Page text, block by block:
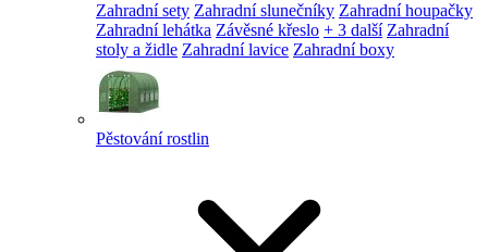
Zahradní sety Zahradní slunečníky Zahradní houpačky
Zahradní lehátka Závěsné křeslo + 3 další Zahradní
stoly a židle Zahradní lavice Zahradní boxy
Pěstování rostlin